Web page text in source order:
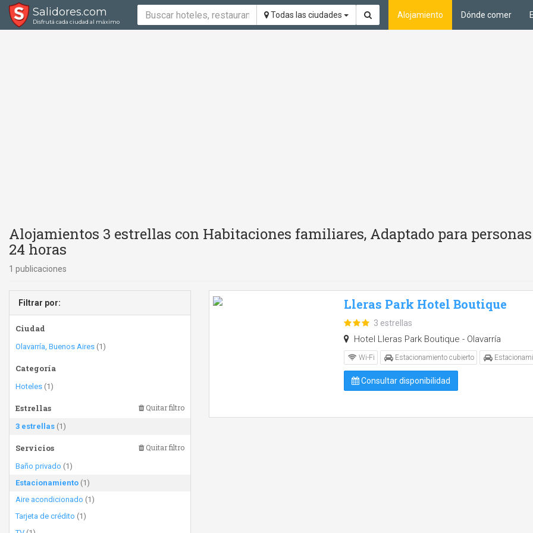
Salidores.com
Disfrutá cada ciudad al máximo
Todas las ciudades Alojamiento Dónde comer
Alojamientos 3 estrellas con Habitaciones familiares, Adaptado para
24 horas
1 publicaciones
Filtrar por:
Ciudad
Olavarría, Buenos Aires (1)
Categoría
Hoteles (1)
Estrellas Quitar filtro
3 estrellas (1)
Servicios Quitar filtro
Baño privado (1)
Estacionamiento (1)
Aire acondicionado (1)
Tarjeta de crédito (1)
Lleras Park Hotel Boutique
3 estrellas
Hotel Lleras Park Boutique - Olavarría
Wi-Fi Estacionamiento cubierto
Consultar disponibilidad